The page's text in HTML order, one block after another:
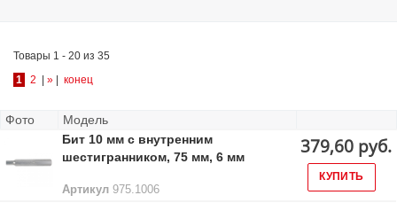
Товары 1 - 20 из 35
1
2 » конец
Фото
Модель
Бит 10 мм с внутренним
шестигранником, 75 мм, 6 мм
Артикул 975.1006
379,60 руб.
КУПИТЬ